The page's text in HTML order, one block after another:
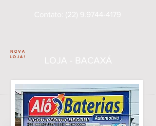
LOJA - BACAXÁ
NOVA
LOJA!
Contato: (22) 9.9744-4179